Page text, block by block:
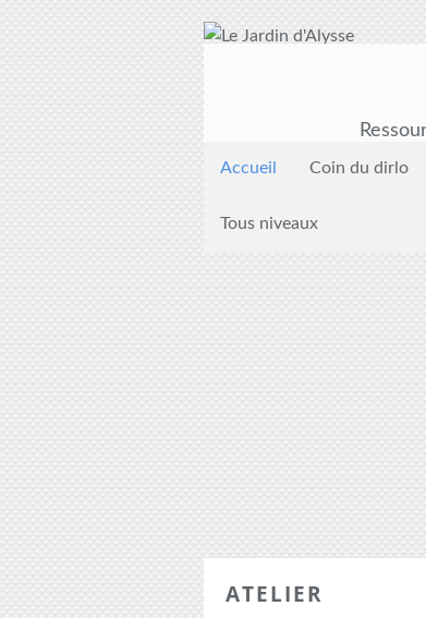
Accueil Coin du dirlo
Tous niveaux
ATELIER